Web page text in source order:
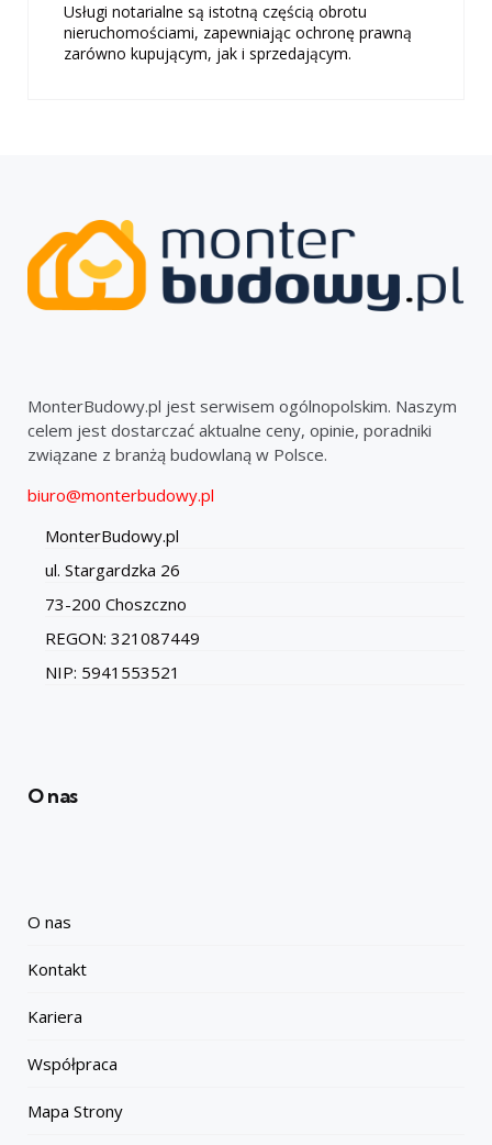
Usługi notarialne są istotną częścią obrotu
nieruchomościami, zapewniając ochronę prawną
zarówno kupującym, jak i sprzedającym.
MonterBudowy.pl jest serwisem ogólnopolskim. Naszym
celem jest dostarczać aktualne ceny, opinie, poradniki
związane z branżą budowlaną w Polsce.
biuro@monterbudowy.pl
MonterBudowy.pl
ul. Stargardzka 26
73-200 Choszczno
REGON: 321087449
NIP: 5941553521
O nas
O nas
Kontakt
Kariera
Współpraca
Mapa Strony